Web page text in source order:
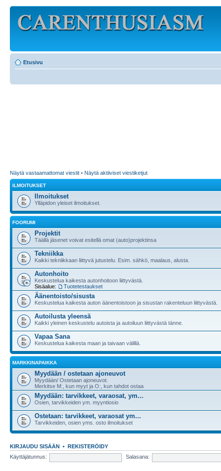
Etusivu
Näytä vastaamattomat viestit • Näytä aktiiviset viestiketjut
ILMOITUKSET
Ilmoitukset
Ylläpidon yleiset ilmoitukset.
FOORUMI
Projektit
Täällä jäsenet voivat esitellä omat (auto)projektinsa
Tekniikka
Kaikki tekniikkaan liittyvä jutustelu. Esim. sähkö, maalaus, alusta.
Autonhoito
Keskustelua kaikesta autonhoitoon liittyvästä.
Sisäalue:
Tuotetestaukset
Äänentoisto/sisusta
Keskustelua kaikesta auton äänentoistoon ja sisustan rakenteluun liittyvästä.
Autoilusta yleensä
Kaikki yleinen keskustelu autoista ja autoiluun liittyvästä tänne.
Vapaa Sana
Keskustelua kaikesta maan ja taivaan välillä.
MARKKINAPAIKKA
Myydään / ostetaan ajoneuvot
Myydään/ Ostetaan ajoneuvot.
Merkitse M:, kun myyt ja O:, kun tahdot ostaa
Myydään: tarvikkeet, varaosat, ym...
Osien, tarvikkeiden ym. myyntiosio
Ostetaan: tarvikkeet, varaosat ym...
Tarvikkeiden, osien yms. osto ilmoitukset
KIRJAUDU SISÄÄN • REKISTERÖIDY
Käyttäjätunnus:
Salasana: